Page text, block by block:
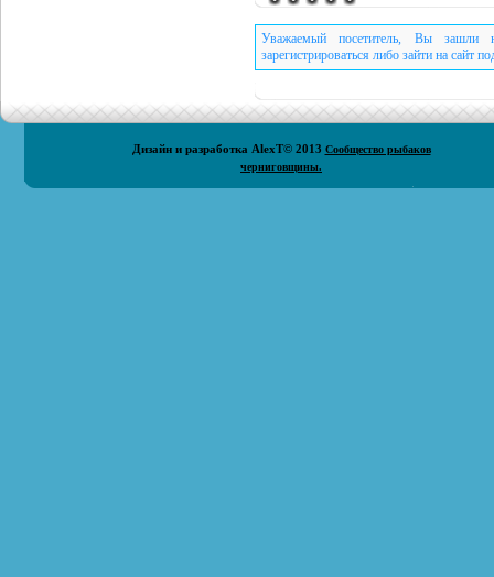
Уважаемый посетитель, Вы зашли
зарегистрироваться либо зайти на сайт
Дизайн и разработка AlexT© 2013 Сообщество рыбаков
черниговщины.